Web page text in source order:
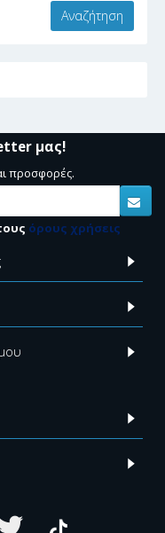
μας!
προσφορές.
όρους χρήσεις